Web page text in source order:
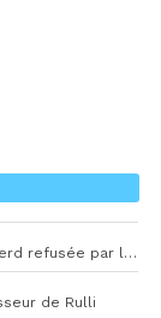
La première offre de la Real Sociedad pour Aguerd refusée par l’OM
de Rulli